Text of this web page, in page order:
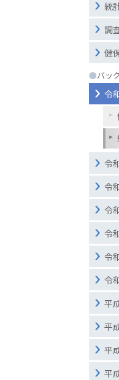
統
調
健
●バッ
令
令
令
令
令
令
令
平
平
平
平